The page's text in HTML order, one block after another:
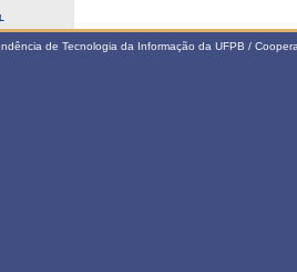
de Tecnologia da Informação da UFPB /